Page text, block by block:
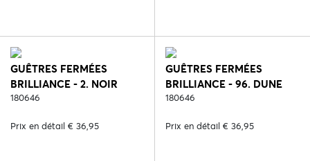
GUÊTRES FERMÉES
BRILLIANCE - 2. NOIR
180646
Prix en détail € 36,95
GUÊTRES FERMÉES
BRILLIANCE - 96. DUNE
180646
Prix en détail € 36,95